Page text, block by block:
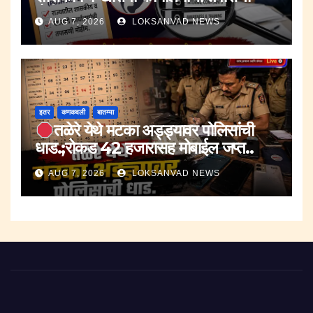
मोहीम..
AUG 7, 2026 LOKSANVAD NEWS
इतर कणकवली बातम्या
तळेरे येथे मटका अड्ड्यावर पोलिसांची
धाड.;रोकड 42 हजारासह मोबाईल जप्त..
AUG 7, 2026 LOKSANVAD NEWS